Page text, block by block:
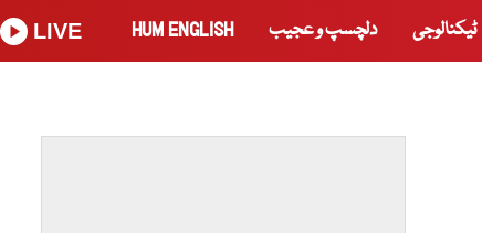
ٹیکنالوجی دلچسپ و عجیب HUM ENGLISH
LIVE